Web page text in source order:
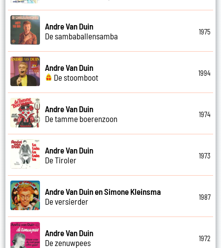
Andre Van Duin
De sambaballensamba
1975
Andre Van Duin
De stoomboot
1994
Andre Van Duin
De tamme boerenzoon
1974
Andre Van Duin
De Tiroler
1973
Andre Van Duin en Simone Kleinsma
De versierder
1987
Andre Van Duin
De zenuwpees
1972